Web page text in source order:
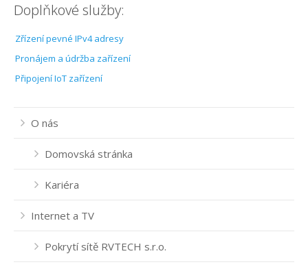
Internet Plzeň-Doubravka
Internet Plzeň-Lobzy
Internet Plzeň-Lochotín
Internet Plzeň-Radobyčice
Internet Plzeň-Skvrňany
Internet Plzeň-Slovany
Doplňkové služby:
Zřízení pevné IPv4 adresy
Pronájem a údržba zařízení
Připojení IoT zařízení
O nás
Domovská stránka
Kariéra
Internet a TV
Pokrytí sítě RVTECH s.r.o.